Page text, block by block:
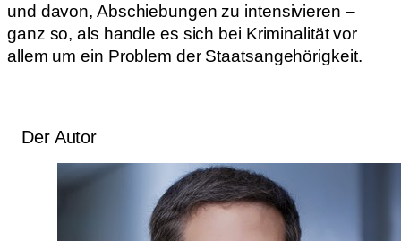
und davon, Abschiebungen zu intensivieren –
ganz so, als handle es sich bei Kriminalität vor
allem um ein Problem der Staatsangehörigkeit.
Der Autor